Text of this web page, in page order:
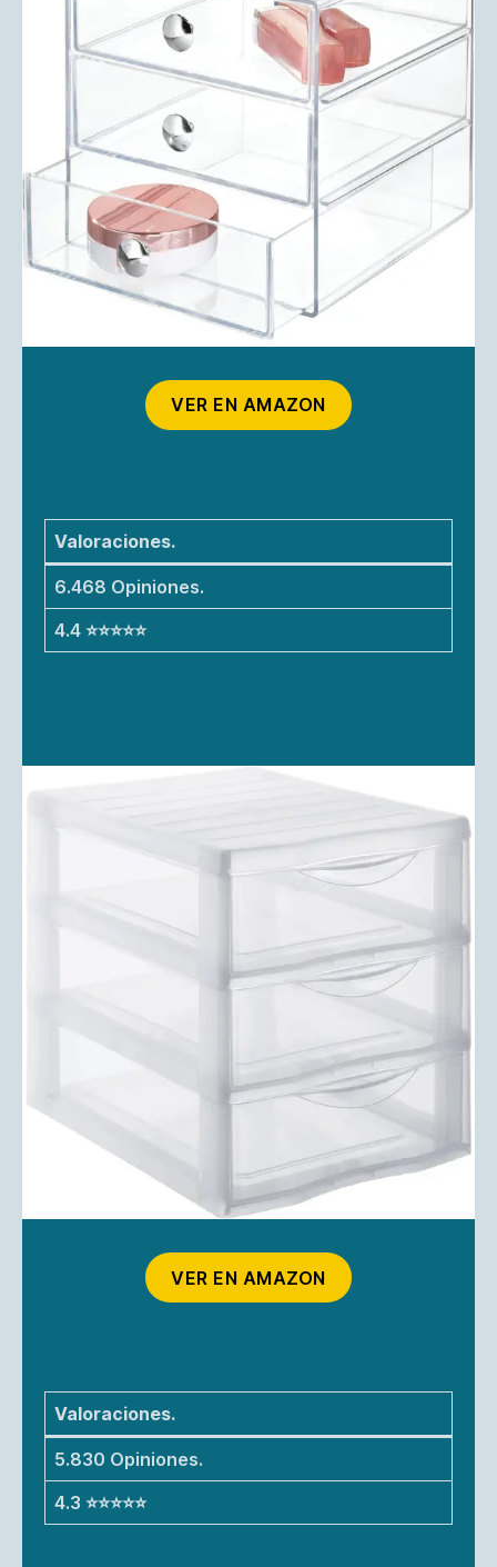
VER EN AMAZON
Valoraciones.
6.468 Opiniones.
4.4 ⭐⭐⭐⭐⭐
VER EN AMAZON
Valoraciones.
5.830 Opiniones.
4.3 ⭐⭐⭐⭐⭐